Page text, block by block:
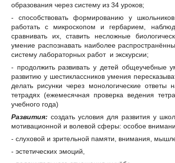
образования через систему из 34 уроков;
- способствовать формированию у
работать с микроскопом и гербарием,
сравнивать их, ставить несложные
умение распознавать наиболее
систему лабораторных работ и экскурсии;
- продолжить развивать у детей общеучебные
развитию у шестиклассников умения
делать рисунки через монологические
тетрадях (ежемесячная проверка ведения
учебного года)
Развития: создать условия для развития у
мотивационной и волевой сферы: особое
- слуховой и зрительной памяти, внимания,
- эстетических эмоций,